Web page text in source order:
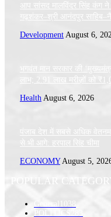
आप सांसद मालविंदर सिंह कंग ने
गढ़शंकर–श्री आनंदपुर
Development August 6,
भगवंत मान सरकार की
लाभ; 2.91 लाख मरीज़ों को
Health August 6, 2026
पंजाब देश में सबसे अधिक
से भी आगे: हरपाल सिंह चीमा
ECONOMY August 5,
POPULAR CATEGORY
General
1038